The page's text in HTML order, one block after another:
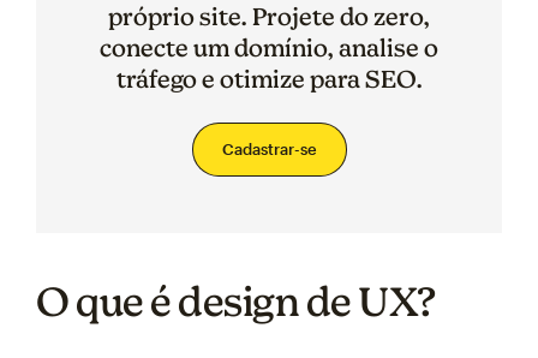
próprio site. Projete do zero,
conecte um domínio, analise o
tráfego e otimize para SEO.
Cadastrar-se
O que é design de UX?